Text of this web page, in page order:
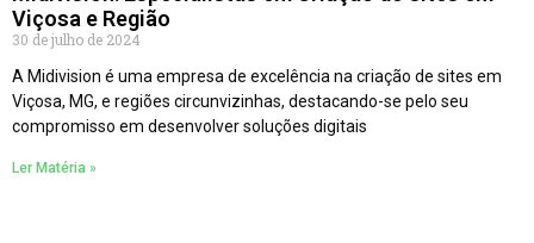
Viçosa e Região
30 de julho de 2024
A Midivision é uma empresa de excelência na criação de sites em
Viçosa, MG, e regiões circunvizinhas, destacando-se pelo seu
compromisso em desenvolver soluções digitais
Ler Matéria »